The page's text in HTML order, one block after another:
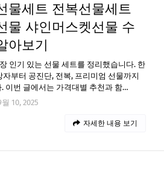
물세트 전복선물세트
물 샤인머스켓선물 수
아보기
인기 있는 선물 세트를 정리했습니다. 한
자부터 공진단, 전복, 프리미엄 선물까지
이번 글에서는 가격대별 추천과 함…
월 10, 2025
자세한 내용 보기